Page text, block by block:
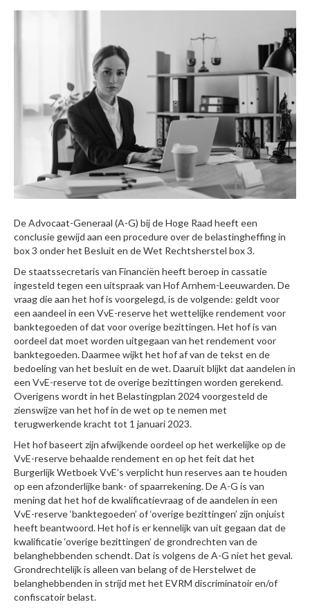
De Advocaat-Generaal (A-G) bij de Hoge Raad heeft een
conclusie gewijd aan een procedure over de belastingheffing in
box 3 onder het Besluit en de Wet Rechtsherstel box 3.
De staatssecretaris van Financiën heeft beroep in cassatie
ingesteld tegen een uitspraak van Hof Arnhem-Leeuwarden. De
vraag die aan het hof is voorgelegd, is de volgende: geldt voor
een aandeel in een VvE-reserve het wettelijke rendement voor
banktegoeden of dat voor overige bezittingen. Het hof is van
oordeel dat moet worden uitgegaan van het rendement voor
banktegoeden. Daarmee wijkt het hof af van de tekst en de
bedoeling van het besluit en de wet. Daaruit blijkt dat aandelen in
een VvE-reserve tot de overige bezittingen worden gerekend.
Overigens wordt in het Belastingplan 2024 voorgesteld de
zienswijze van het hof in de wet op te nemen met
terugwerkende kracht tot 1 januari 2023.
Het hof baseert zijn afwijkende oordeel op het werkelijke op de
VvE-reserve behaalde rendement en op het feit dat het
Burgerlijk Wetboek VvE’s verplicht hun reserves aan te houden
op een afzonderlijke bank- of spaarrekening. De A-G is van
mening dat het hof de kwalificatievraag of de aandelen in een
VvE-reserve ‘banktegoeden’ of ‘overige bezittingen’ zijn onjuist
heeft beantwoord. Het hof is er kennelijk van uit gegaan dat de
kwalificatie ‘overige bezittingen’ de grondrechten van de
belanghebbenden schendt. Dat is volgens de A-G niet het geval.
Grondrechtelijk is alleen van belang of de Herstelwet de
belanghebbenden in strijd met het EVRM discriminatoir en/of
confiscatoir belast.